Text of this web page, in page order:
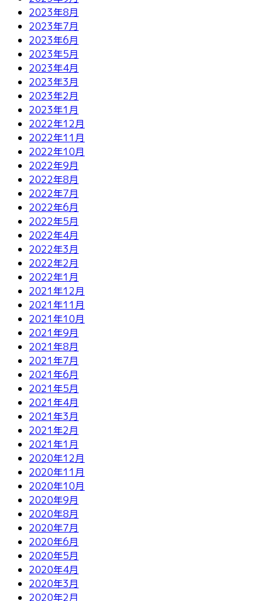
2023年8月
2023年7月
2023年6月
2023年5月
2023年4月
2023年3月
2023年2月
2023年1月
2022年12月
2022年11月
2022年10月
2022年9月
2022年8月
2022年7月
2022年6月
2022年5月
2022年4月
2022年3月
2022年2月
2022年1月
2021年12月
2021年11月
2021年10月
2021年9月
2021年8月
2021年7月
2021年6月
2021年5月
2021年4月
2021年3月
2021年2月
2021年1月
2020年12月
2020年11月
2020年10月
2020年9月
2020年8月
2020年7月
2020年6月
2020年5月
2020年4月
2020年3月
2020年2月